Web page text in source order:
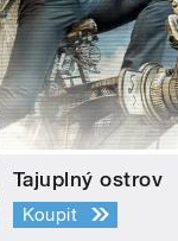
Tajuplný ostrov
Koupit